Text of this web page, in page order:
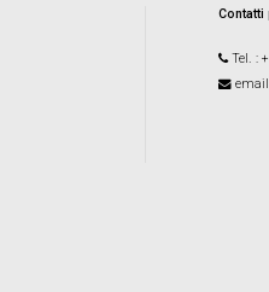
Tel. :
email